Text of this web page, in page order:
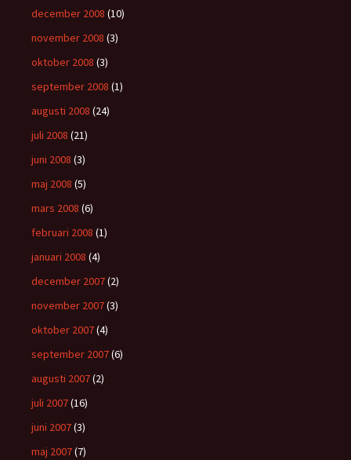
december 2008 (10)
november 2008 (3)
oktober 2008 (3)
september 2008 (1)
augusti 2008 (24)
juli 2008 (21)
juni 2008 (3)
maj 2008 (5)
mars 2008 (6)
februari 2008 (1)
januari 2008 (4)
december 2007(2)
november 2007(3)
oktober 2007(4)
september 2007(6)
augusti 2007(2)
juli 2007(16)
juni 2007(3)
maj 2007(7)